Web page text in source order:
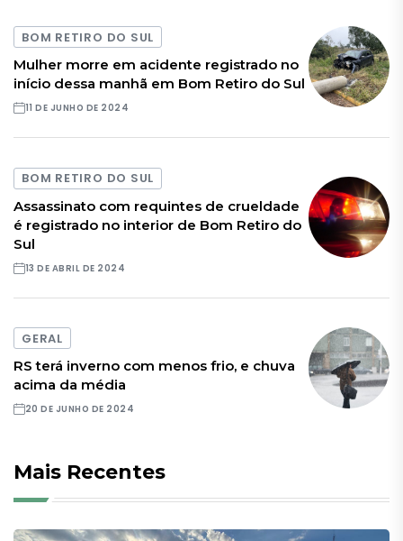
BOM RETIRO DO SUL
Mulher morre em acidente registrado no
início dessa manhã em Bom Retiro do Sul
11 DE JUNHO DE 2024
BOM RETIRO DO SUL
Assassinato com requintes de crueldade
é registrado no interior de Bom Retiro do
Sul
13 DE ABRIL DE 2024
GERAL
RS terá inverno com menos frio, e chuva
acima da média
20 DE JUNHO DE 2024
Mais Recentes